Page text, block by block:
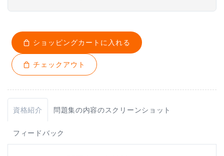
ショッピングカートに入れる
チェックアウト
資格紹介 問題集の内容のスクリーンショット
フィードバック